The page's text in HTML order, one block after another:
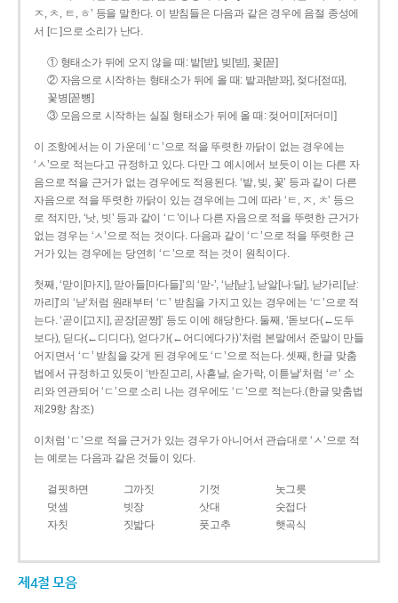
ㅈ, ㅊ, ㅌ, ㅎ’ 등을 말한다. 이 받침들은 다음과 같은 경우에 음절 종성에
서 [ㄷ]으로 소리가 난다.
① 형태소가 뒤에 오지 않을 때: 밭[받], 빚[빋], 꽃[꼳]
② 자음으로 시작하는 형태소가 뒤에 올 때: 밭과[받꽈], 젖다[젇따],
꽃병[꼳뼝]
③ 모음으로 시작하는 실질 형태소가 뒤에 올 때: 젖어미[저더미]
이 조항에서는 이 가운데 ‘ㄷ’으로 적을 뚜렷한 까닭이 없는 경우에는
‘ㅅ’으로 적는다고 규정하고 있다. 다만 그 예시에서 보듯이 이는 다른 자
음으로 적을 근거가 없는 경우에도 적용된다. ‘밭, 빚, 꽃’ 등과 같이 다른
자음으로 적을 뚜렷한 까닭이 있는 경우에는 그에 따라 ‘ㅌ, ㅈ, ㅊ’ 등으
로 적지만, ‘낫, 빗’ 등과 같이 ‘ㄷ’이나 다른 자음으로 적을 뚜렷한 근거가
없는 경우는 ‘ㅅ’으로 적는 것이다. 다음과 같이 ‘ㄷ’으로 적을 뚜렷한 근
거가 있는 경우에는 당연히 ‘ㄷ’으로 적는 것이 원칙이다.
첫째, ‘맏이[마지], 맏아들[마다들]’의 ‘맏-’, ‘낟[낟ː], 낟알[나ː달], 낟가리[낟ː
까리]’의 ‘낟’처럼 원래부터 ‘ㄷ’ 받침을 가지고 있는 경우에는 ‘ㄷ’으로 적
는다. ‘곧이[고지], 곧장[곧짱]’ 등도 이에 해당한다. 둘째, ‘돋보다(←도두
보다), 딛다(←디디다), 얻다가(←어디에다가)’처럼 본말에서 준말이 만들
어지면서 ‘ㄷ’ 받침을 갖게 된 경우에도 ‘ㄷ’으로 적는다. 셋째, 한글 맞춤
법에서 규정하고 있듯이 ‘반짇고리, 사흗날, 숟가락, 이튿날’처럼 ‘ㄹ’ 소
리와 연관되어 ‘ㄷ’으로 소리 나는 경우에도 ‘ㄷ’으로 적는다.(한글 맞춤법
제29항 참조)
이처럼 ‘ㄷ’으로 적을 근거가 있는 경우가 아니어서 관습대로 ‘ㅅ’으로 적
는 예로는 다음과 같은 것들이 있다.
걸핏하면 그까짓 기껏
놋그릇
덧셈
빗장 삿대
숫접다
자칫
짓밟다 풋고추 햇곡식
제4절 모음